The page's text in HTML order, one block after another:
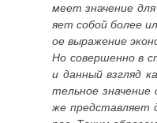
меет значение
яет собой более
ое выражение
Но совершенно в
и данный взгляд
тельное значение
же представляет